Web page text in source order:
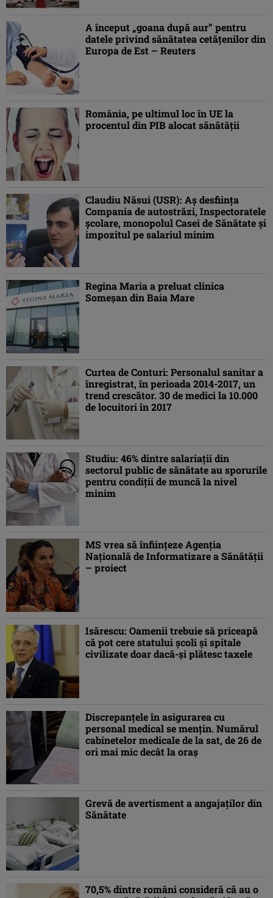
A început „goana după aur” pentru
datele privind sănătatea cetăţenilor din
Europa de Est – Reuters
România, pe ultimul loc în UE la
procentul din PIB alocat sănătăţii
Claudiu Năsui (USR): Aş desfiinţa
Compania de autostrăzi, Inspectoratele
şcolare, monopolul Casei de Sănătate şi
impozitul pe salariul minim
Regina Maria a preluat clinica
Someşan din Baia Mare
Curtea de Conturi: Personalul sanitar a
înregistrat, în perioada 2014-2017, un
trend crescător. 30 de medici la 10.000
de locuitori în 2017
Studiu: 46% dintre salariaţii din
sectorul public de sănătate au sporurile
pentru condiţii de muncă la nivel
minim
MS vrea să înfiinţeze Agenţia
Naţională de Informatizare a Sănătăţii
– proiect
Isărescu: Oamenii trebuie să priceapă
că pot cere statului şcoli şi spitale
civilizate doar dacă-şi plătesc taxele
Discrepanţele în asigurarea cu
personal medical se menţin. Numărul
cabinetelor medicale de la sat, de 26 de
ori mai mic decât la oraş
Grevă de avertisment a angajaţilor din
Sănătate
70,5% dintre români consideră că au o